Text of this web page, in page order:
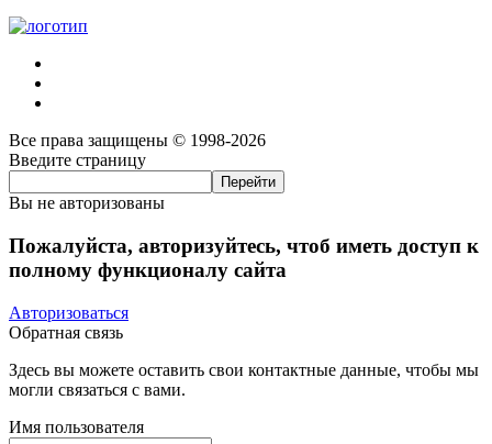
Все права защищены © 1998-2026
Введите страницу
Вы не авторизованы
Пожалуйста, авторизуйтесь, чтоб иметь доступ к
полному функционалу сайта
Авторизоваться
Обратная связь
Здесь вы можете оставить свои контактные данные, чтобы мы
могли связаться с вами.
Имя пользователя